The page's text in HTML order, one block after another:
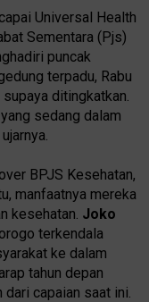
Universal Health
Sementara (Pjs)
puncak
terpadu, Rabu
ditingkatkan.
sedang dalam
BPJS Kesehatan,
manfaatnya mereka
kesehatan. Joko
terkendala
ke dalam
tahun depan
capaian saat ini.